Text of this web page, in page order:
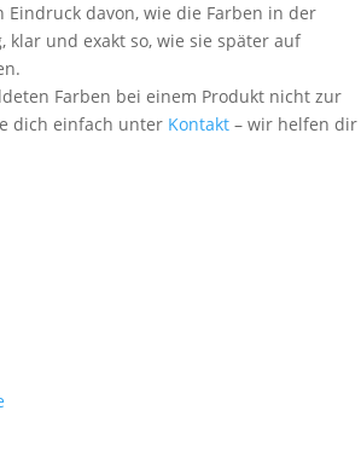
davon, wie die Farben in der
klar und exakt so, wie sie später auf
Farben bei einem Produkt nicht zur
dich einfach unter Kontakt – wir helfen dir